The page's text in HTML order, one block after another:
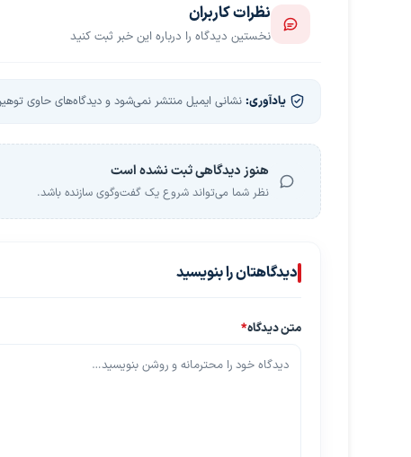
نظرات کاربران
نخستین دیدگاه را درباره این خبر ثبت کنید
یادآوری: نشانی ایمیل منتشر نمی‌شود و دیدگاه‌های حاوی
هنوز دیدگاهی ثبت نشده است
نظر شما می‌تواند شروع یک گفت‌وگوی سازنده باشد.
دیدگاهتان را بنویسید
متن دیدگاه*